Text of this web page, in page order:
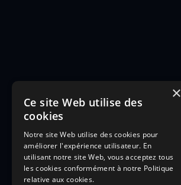
×
Ce site Web utilise des
cookies
Notre site Web utilise des cookies pour
améliorer l'expérience utilisateur. En
utilisant notre site Web, vous acceptez tous
les cookies conformément à notre Politique
relative aux cookies.